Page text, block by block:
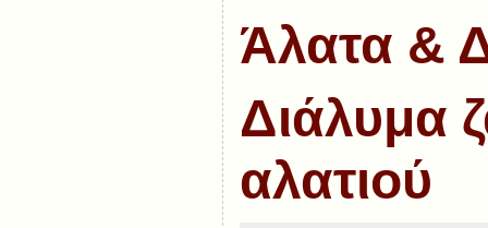
Άλατα &
Διάλυμα
αλατιού